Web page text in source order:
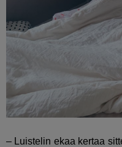
– Luistelin ekaa kertaa